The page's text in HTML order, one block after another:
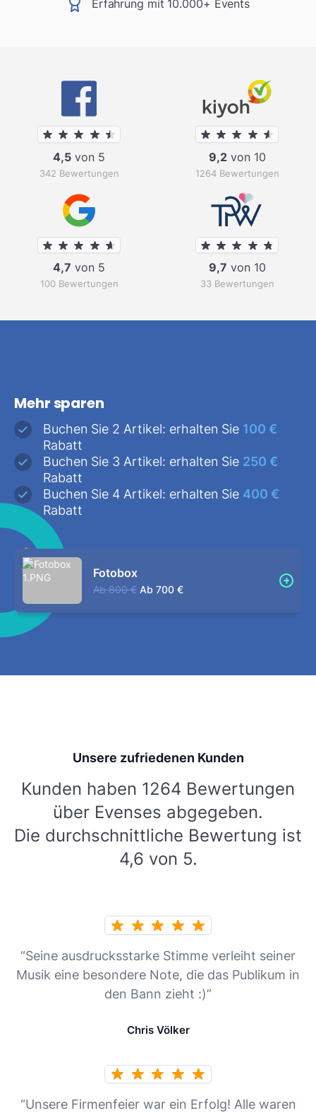
Erfahrung mit 10.000+ Events
4,5 von 5
342 Bewertungen
9,2von 10
1264 Bewertungen
4,7 von 5
100 Bewertungen
9,7 von 10
33 Bewertungen
Mehr sparen
Buchen Sie 2 Artikel: erhalten Sie 100 €
Rabatt
Buchen Sie 3 Artikel: erhalten Sie 250 €
Rabatt
Buchen Sie 4 Artikel: erhalten Sie 400 €
Rabatt
Fotobox
Ab 800 € Ab 700 €
Unsere zufriedenen Kunden
Kunden haben 1264 Bewertungen
über Evenses abgegeben.
Die durchschnittliche Bewertung ist
4,6 von 5.
“Seine ausdrucksstarke Stimme verleiht seiner
Musik eine besondere Note, die das Publikum in
den Bann zieht :)”
Chris Völker
“Unsere Firmenfeier war ein Erfolg! Alle waren